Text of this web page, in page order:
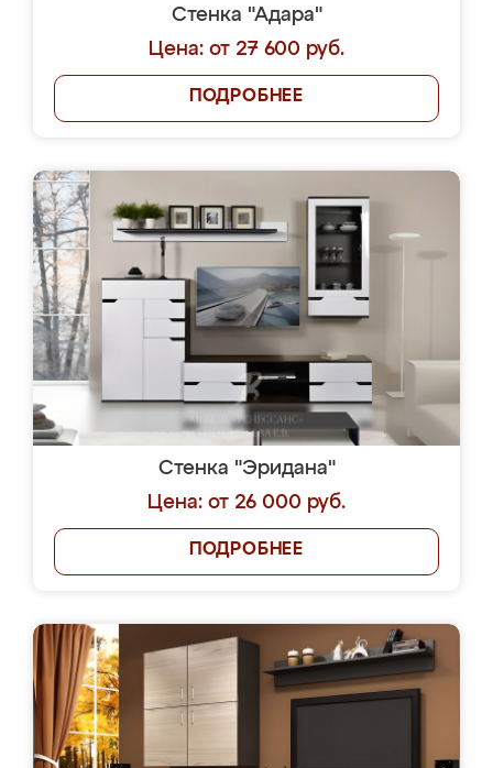
Стенка "Адара"
Цена: от 27 600 руб.
ПОДРОБНЕЕ
Стенка "Эридана"
Цена: от 26 000 руб.
ПОДРОБНЕЕ